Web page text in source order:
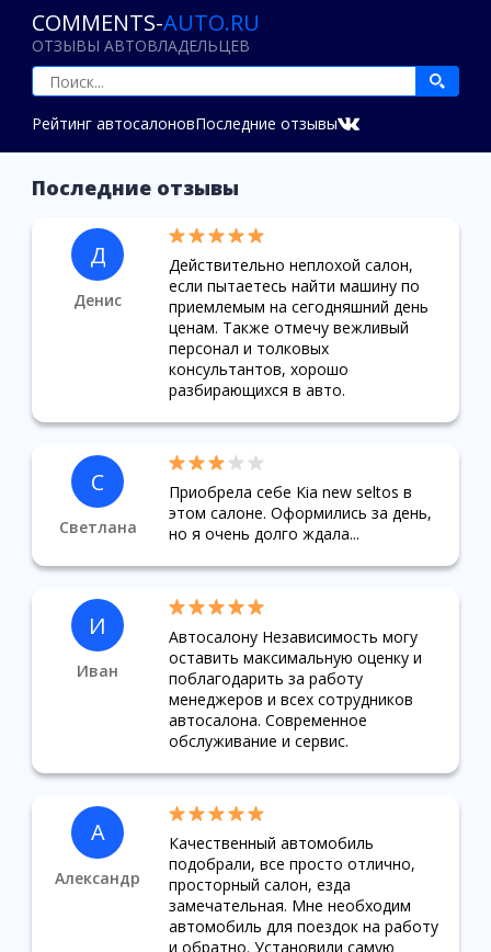
COMMENTS-AUTO.RU
ОТЗЫВЫ АВТОВЛАДЕЛЬЦЕВ
Рейтинг автосалоновПоследние отзывы
Последние отзывы
Д
Денис
Действительно неплохой салон,
если пытаетесь найти машину по
приемлемым на сегодняшний день
ценам. Также отмечу вежливый
персонал и толковых
консультантов, хорошо
разбирающихся в авто.
С
Светлана
Приобрела себе Kia new seltos в
этом салоне. Оформились за день,
но я очень долго ждала...
И
Иван
Автосалону Независимость могу
оставить максимальную оценку и
поблагодарить за работу
менеджеров и всех сотрудников
автосалона. Современное
обслуживание и сервис.
А
Александр
Качественный автомобиль
подобрали, все просто отлично,
просторный салон, езда
замечательная. Мне необходим
автомобиль для поездок на работу
и обратно. Установили самую